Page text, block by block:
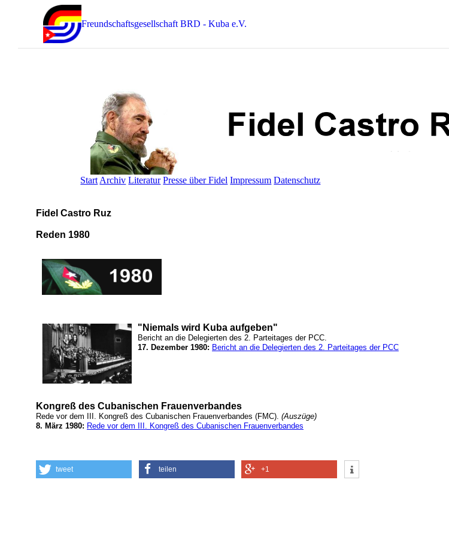
Freundschaftsgesellschaft BRD - Kuba e.V.
Start Archiv Literatur Presse über Fidel Impressum Datenschutz
Fidel Castro Ruz
Reden 1980
"Niemals wird Kuba aufgeben"
Bericht an die Delegierten des 2. Parteitages der PCC.
17. Dezember 1980: Bericht an die Delegierten des 2. Parteitages der PCC
Kongreß des Cubanischen Frauenverbandes
Rede vor dem III. Kongreß des Cubanischen Frauenverbandes (FMC). (Auszüge)
8. März 1980: Rede vor dem III. Kongreß des Cubanischen Frauenverbandes
tweet teilen +1